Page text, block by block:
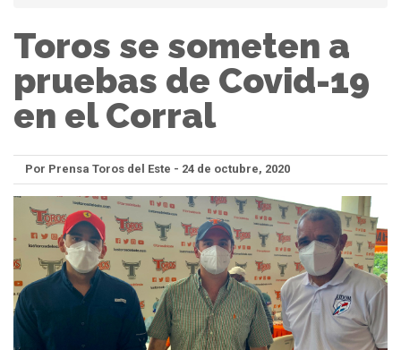
Toros se someten a
pruebas de Covid-19
en el Corral
Por Prensa Toros del Este - 24 de octubre, 2020